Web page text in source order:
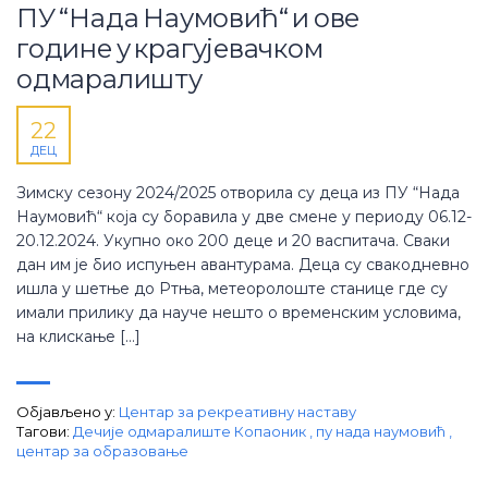
ПУ “Нада Наумовић“ и ове
године у крагујевачком
одмаралишту
22
ДЕЦ
Зимску сезону 2024/2025 отворила су деца из ПУ “Нада
Наумовић“ која су боравила у две смене у периоду 06.12-
20.12.2024. Укупно око 200 деце и 20 васпитача. Сваки
дан им је био испуњен авантурама. Деца су свакодневно
ишла у шетње до Ртња, метеоролоште станице где су
имали прилику да науче нешто о временским условима,
на клискање […]
Објављено у: Центар за рекреативну наставу
Тагови: Дечије одмаралиште Копаоник пу нада наумовић
центар за образовање